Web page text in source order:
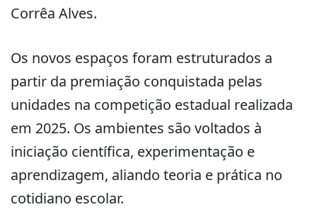
Corrêa Alves.
Os novos espaços foram estruturados a
partir da premiação conquistada pelas
unidades na competição estadual realizada
em 2025. Os ambientes são voltados à
iniciação científica, experimentação e
aprendizagem, aliando teoria e prática no
cotidiano escolar.